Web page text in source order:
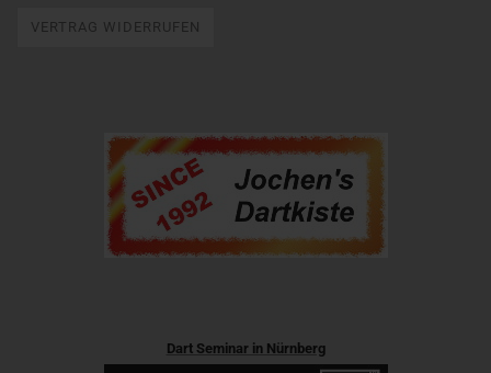
VERTRAG WIDERRUFEN
Dart Seminar in Nürnberg